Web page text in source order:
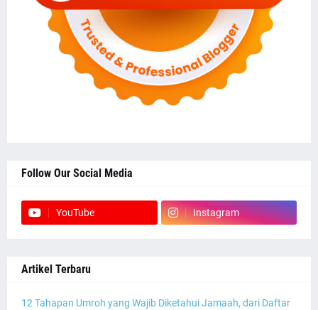
Follow Our Social Media
YouTube Instagram
Artikel Terbaru
12 Tahapan Umroh yang Wajib Diketahui Jamaah, dari Daftar